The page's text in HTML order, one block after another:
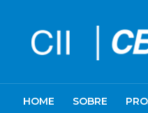
HOME SOBRE